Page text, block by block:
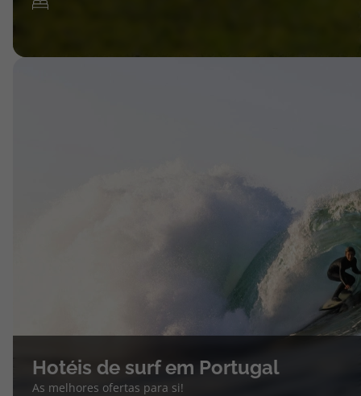
Hotéis de surf em Portugal
As melhores ofertas para si!